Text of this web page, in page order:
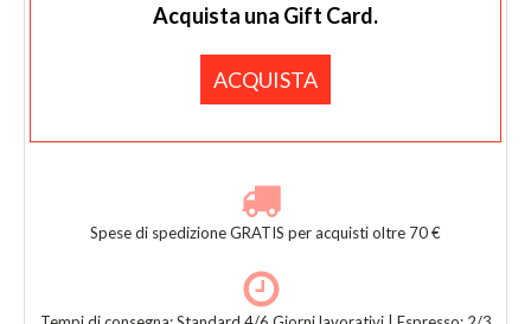
Acquista una Gift Card.
ACQUISTA
Spese di spedizione GRATIS per acquisti oltre 70 €